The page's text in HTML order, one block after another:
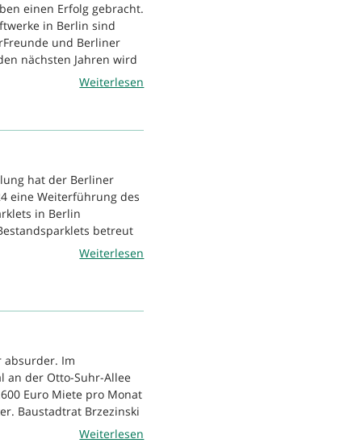
einen Erfolg gebracht.
in Berlin sind
und Berliner
nächsten Jahren wird
Weiterlesen
hat der Berliner
eine Weiterführung des
in Berlin
betreut
Weiterlesen
absurder. Im
an der Otto-Suhr-Allee
Euro Miete pro Monat
Baustadtrat Brzezinski
Weiterlesen